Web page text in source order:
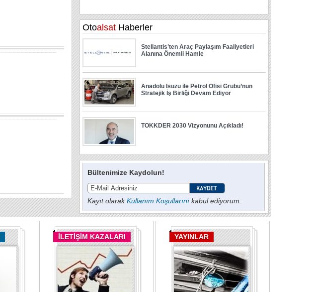
Bültenimize Kaydolun!
Kayıt olarakKullanım Koşullarını kabul ediyorum.
İLETİŞİM KAZALARI YAYINLAR